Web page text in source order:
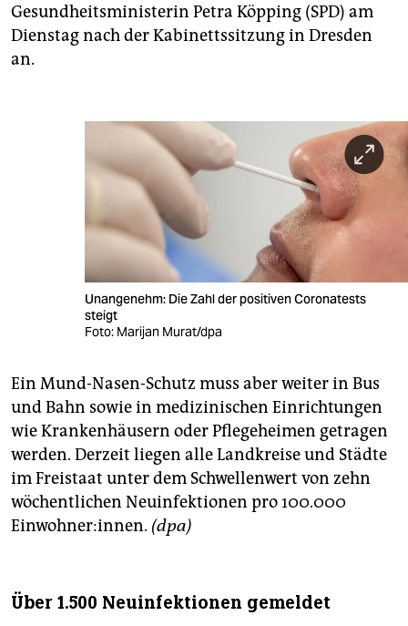
Gesundheitsministerin Petra Köpping (SPD) am
Dienstag nach der Kabinettssitzung in Dresden
an.
Unangenehm: Die Zahl der positiven Coronatests
steigt
Foto: Marijan Murat/dpa
Ein Mund-Nasen-Schutz muss aber weiter in Bus
und Bahn sowie in medizinischen Einrichtungen
wie Krankenhäusern oder Pflegeheimen getragen
werden. Derzeit liegen alle Landkreise und Städte
im Freistaat unter dem Schwellenwert von zehn
wöchentlichen Neuinfektionen pro 100.000
Einwohner:innen. (dpa)
Über 1.500 Neuinfektionen gemeldet